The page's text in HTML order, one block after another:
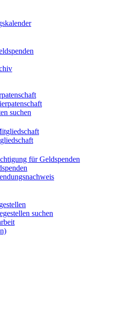
suchen
für Geldspenden
suchen